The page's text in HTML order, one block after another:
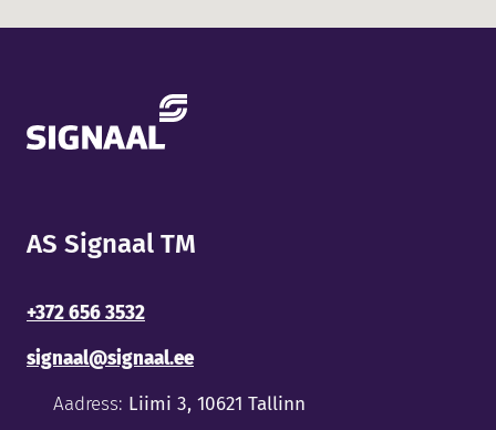
AS Signaal TM
+372 656 3532
signaal@signaal.ee
Aadress: Liimi 3, 10621 Tallinn